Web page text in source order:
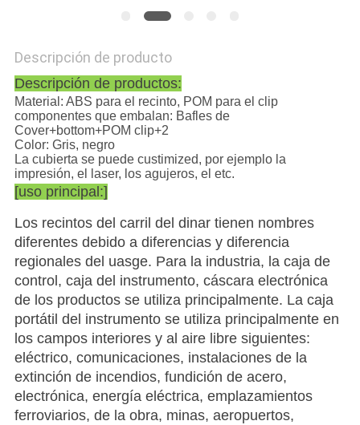
Descripción de producto
Descripción de productos:
Material: ABS para el recinto, POM para el clip
componentes que embalan: Bafles de
Cover+bottom+POM clip+2
Color: Gris, negro
La cubierta se puede custimized, por ejemplo la
impresión, el laser, los agujeros, el etc.
[uso principal:]
Los recintos del carril del dinar tienen nombres
diferentes debido a diferencias y diferencia
regionales del uasge. Para la industria, la caja de
control, caja del instrumento, cáscara electrónica
de los productos se utiliza principalmente. La caja
portátil del instrumento se utiliza principalmente en
los campos interiores y al aire libre siguientes:
eléctrico, comunicaciones, instalaciones de la
extinción de incendios, fundición de acero,
electrónica, energía eléctrica, emplazamientos
ferroviarios, de la obra, minas, aeropuertos,